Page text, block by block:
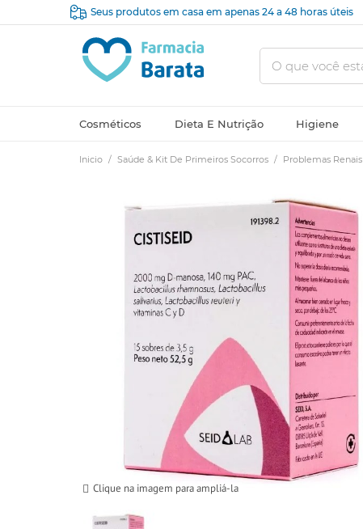
Seus produtos em casa em apenas 24 a 48 horas úteis
Cosméticos Dieta E Nutrição Higiene
Inicio / Saúde & Kit De Primeiros Socorros / Problemas Renais
Clique na imagem para ampliá-la